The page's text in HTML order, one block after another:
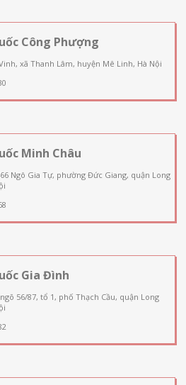
Công Phượng
xã Thanh Lâm, huyện Mê Linh, Hà Nội
Minh Châu
Ngô Gia Tự, phường Đức Giang, quận Long
Gia Đình
56/87, tổ 1, phố Thạch Cầu, quận Long